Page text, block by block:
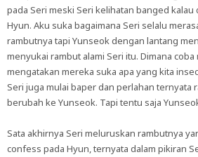
pada Seri meski Seri kelihatan banged kalau
Hyun. Aku suka bagaimana Seri selalu
rambutnya tapi Yunseok dengan lantang
menyukai rambut alami Seri itu. Dimana
mengatakan mereka suka apa yang kita
Seri juga mulai baper dan perlahan ternyata
berubah ke Yunseok. Tapi tentu saja
Sata akhirnya Seri meluruskan rambutnya
confess pada Hyun, ternyata dalam pikiran